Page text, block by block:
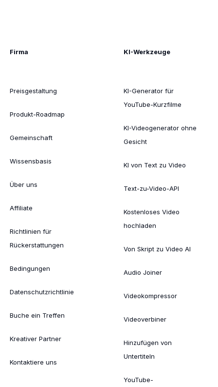
Firma
Preisgestaltung
Produkt-Roadmap
Gemeinschaft
Wissensbasis
Über uns
Affiliate
Richtlinien für
Rückerstattungen
Bedingungen
Datenschutzrichtlinie
Buche ein Treffen
Kreativer Partner
Kontaktiere uns
KI-Werkzeuge
KI-Generator für
YouTube-Kurzfilme
KI-Videogenerator ohne
Gesicht
KI von Text zu Video
Text-zu-Video-API
Kostenloses Video
hochladen
Von Skript zu Video AI
Audio Joiner
Videokompressor
Videoverbiner
Hinzufügen von
Untertiteln
YouTube-